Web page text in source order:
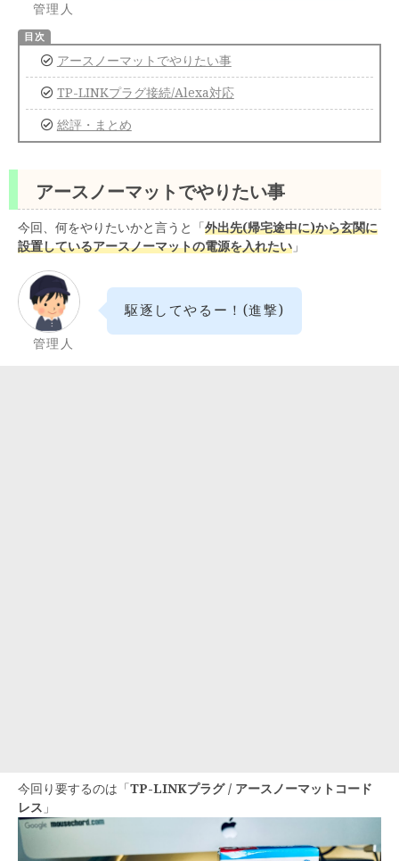
管理人
アースノーマットでやりたい事
TP-LINKプラグ接続/Alexa対応
総評・まとめ
アースノーマットでやりたい事
今回、何をやりたいかと言うと「 外出先(帰宅途中に)から玄関に
設置しているアースノーマットの電源を入れたい 」
管理人
駆逐してやるー！(進撃)
今回り要するのは「 TP-LINKプラグ / アースノーマットコード
レス 」